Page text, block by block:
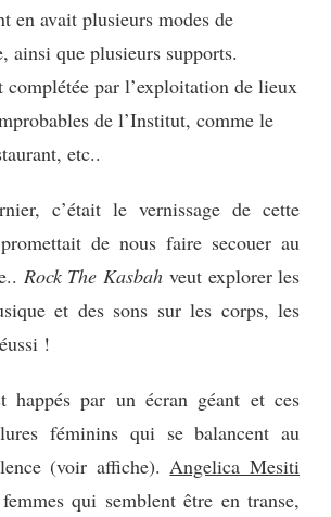
en avait plusieurs modes de
ainsi que plusieurs supports.
complétée par l’exploitation de lieux
de l’Institut, comme le
etc..
c’était le vernissage de cette
de nous faire secouer au
Rock The Kasbah veut explorer les
et des sons sur les corps, les
!
happés par un écran géant et ces
féminins qui se balancent au
(voir affiche).Angelica Mesiti
qui semblent être en transe,